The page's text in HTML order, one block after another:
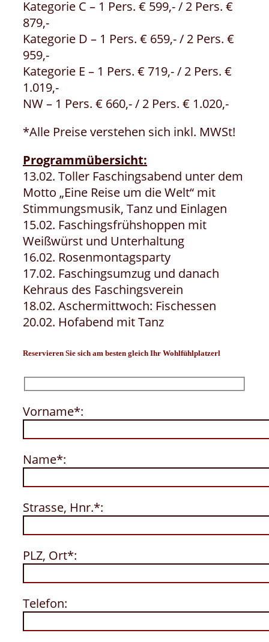
Kategorie C – 1 Pers. € 599,- / 2 Pers. €
879,-
Kategorie D – 1 Pers. € 659,- / 2 Pers. €
959,-
Kategorie E – 1 Pers. € 719,- / 2 Pers. €
1.019,-
NW – 1 Pers. € 660,- / 2 Pers. € 1.020,-
*Alle Preise verstehen sich inkl. MWSt!
Programmübersicht:
13.02. Toller Faschingsabend unter dem
Motto „Eine Reise um die Welt“ mit
Stimmungsmusik, Tanz und Einlagen
15.02. Faschingsfrühshoppen mit
Weißwürst und Unterhaltung
16.02. Rosenmontagsparty
17.02. Faschingsumzug und danach
Kehraus des Faschingsverein
18.02. Aschermittwoch: Fischessen
20.02. Hofabend mit Tanz
Reservieren Sie sich am besten gleich Ihr Wohlfühlplatzerl
Vorname*:
Name*:
Strasse, Hnr.*:
PLZ, Ort*:
Telefon: